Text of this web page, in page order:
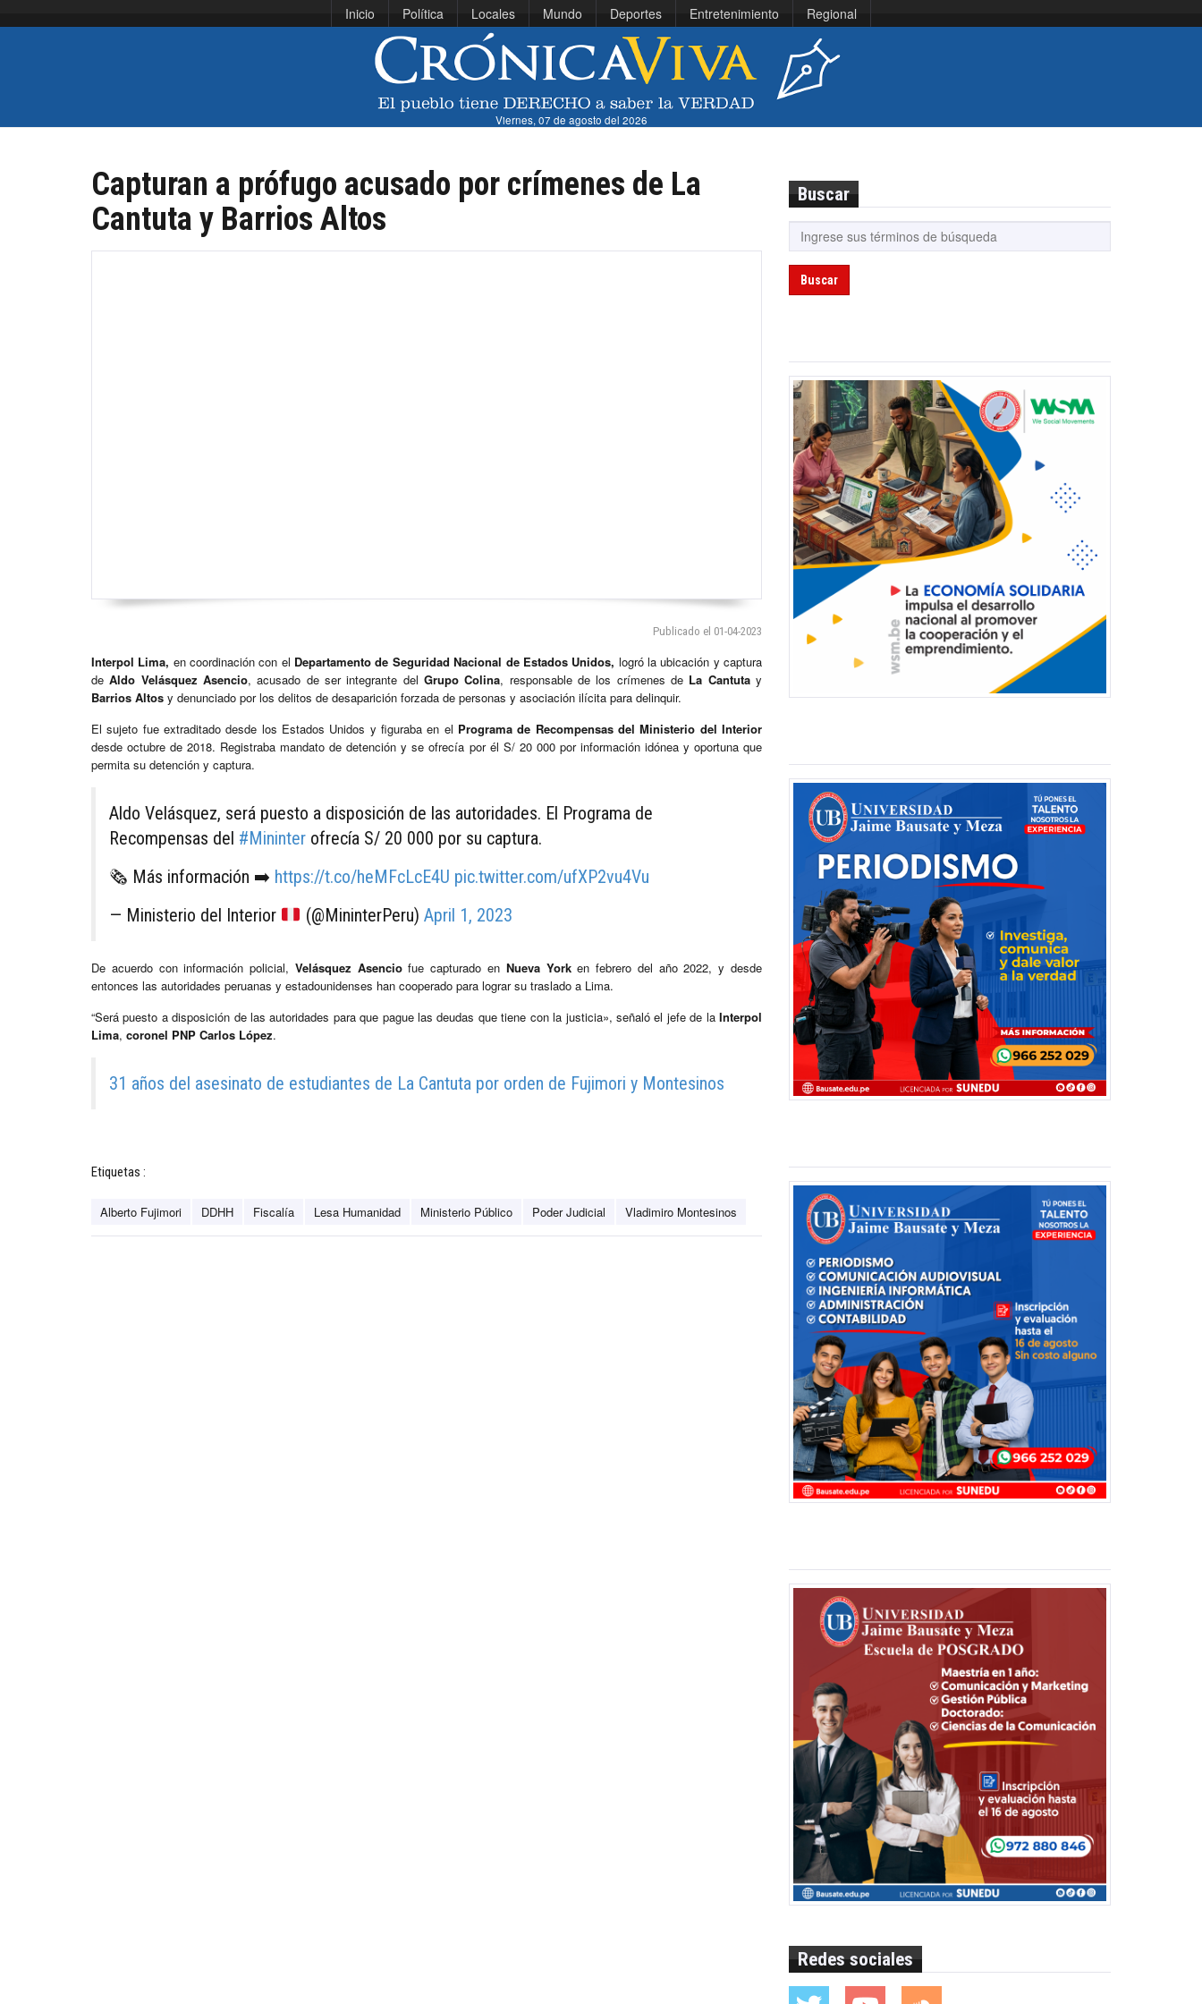
Inicio Política Locales Mundo Deportes Entretenimiento Regional
Viernes, 07 de agosto del 2026
Capturan a prófugo acusado por crímenes de La
Cantuta y Barrios Altos
Publicado el 01-04-2023
Interpol Lima, en coordinación con el Departamento de Seguridad Nacional de Estados Unidos, logró la ubicación y captura
deAldo Velásquez Asencio, acusado de ser integrante delGrupo Colina, responsable de los crímenes de La Cantutay
Barrios Altos y denunciado por los delitos de desaparición forzada de personas y asociación ilícita para delinquir.
El sujeto fue extraditado desde los Estados Unidos y figuraba en el Programa de Recompensas del Ministerio del Interior
desde octubre de 2018. Registraba mandato de detención y se ofrecía por él S/ 20 000 por información idónea y oportuna que
permita su detención y captura.
Aldo Velásquez, será puesto a disposición de las autoridades. El Programa de
Recompensas del #Mininter ofrecía S/ 20 000 por su captura.
🗞️ Más información ➡️ https://t.co/heMFcLcE4U pic.twitter.com/ufXP2vu4Vu
— Ministerio del Interior
(@MininterPeru) April 1, 2023
De acuerdo con información policial, Velásquez Asenciofue capturado en Nueva Yorken febrero del año 2022, y desde
entonces las autoridades peruanas y estadounidenses han cooperado para lograr su traslado a Lima.
“Será puesto a disposición de las autoridades para que pague las deudas que tiene con la justicia», señaló el jefe de laInterpol
Lima, coronel PNP Carlos López.
31 años del asesinato de estudiantes de La Cantuta por orden de Fujimori y Montesinos
Etiquetas :
Alberto Fujimori DDHH Fiscalía Lesa Humanidad Ministerio Público Poder Judicial Vladimiro Montesinos
Buscar
Buscar
Redes sociales